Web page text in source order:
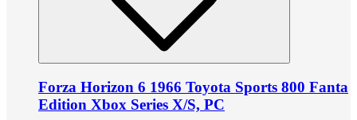
Forza Horizon 6 1966 Toyota Sports 800 Fanta
Edition Xbox Series X/S, PC